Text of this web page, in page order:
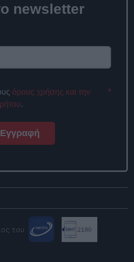
newsletter
όρους χρήσης και την
.
*
Εγγραφή
του